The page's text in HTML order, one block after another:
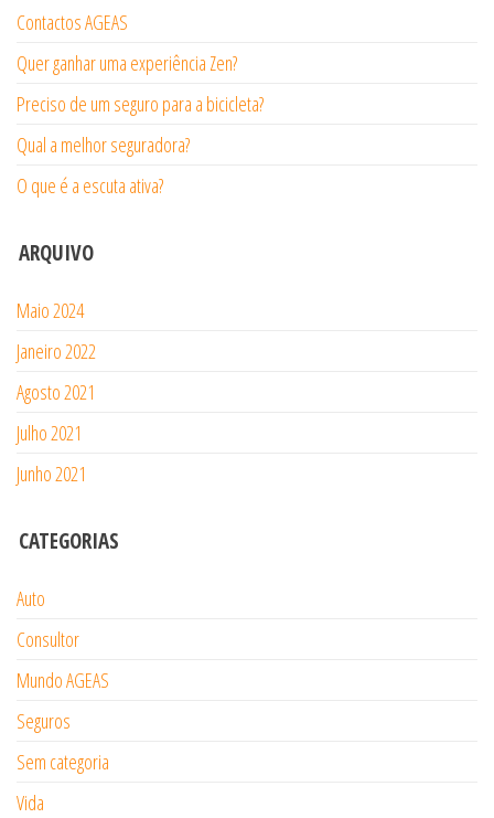
Contactos AGEAS
Quer ganhar uma experiência Zen?
Preciso de um seguro para a bicicleta?
Qual a melhor seguradora?
O que é a escuta ativa?
ARQUIVO
Maio 2024
Janeiro 2022
Agosto 2021
Julho 2021
Junho 2021
CATEGORIAS
Auto
Consultor
Mundo AGEAS
Seguros
Sem categoria
Vida